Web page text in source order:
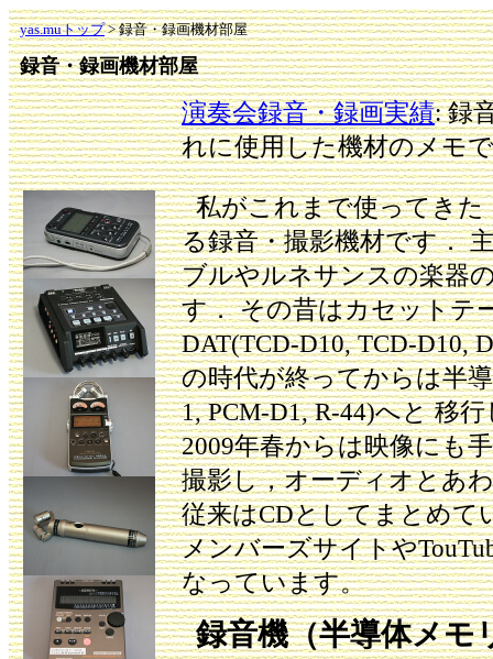
yas.muトップ> 録音・録画機材部屋
録音・録画機材部屋
演奏会録音・録画実績: 録
れに使用した機材のメモ
私がこれまで使ってき
る録音・撮影機材です．
ブルやルネサンスの楽器
す． その昔はカセットテ
DAT(TCD-D10, TCD-D10,
の時代が終ってからは半
1, PCM-D1, R-44)へと 移
2009年春からは映像にも
撮影し，オーディオとあ
従来はCDとしてまとめて
メンバーズサイトや
なっています。
録音機（半導体メモ